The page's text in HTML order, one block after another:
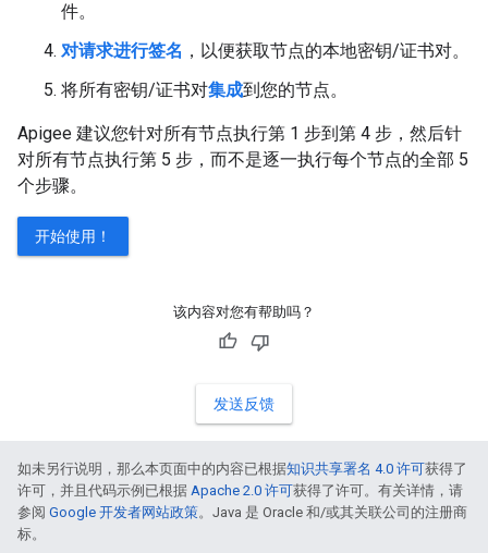
件。
对请求进行签名 ，以便获取节点的本地密钥/证书对。
将所有密钥/证书对集成到您的节点。
Apigee 建议您针对所有节点执行第 1 步到第 4 步，然后针
对所有节点执行第 5 步，而不是逐一执行每个节点的全部 5
个步骤。
开始使用！
该内容对您有帮助吗？
发送反馈
如未另行说明，那么本页面中的内容已根据知识共享署名 4.0 许可获得了
许可，并且代码示例已根据 Apache 2.0 许可获得了许可。有关详情，请
参阅 Google 开发者网站政策。Java 是 Oracle 和/或其关联公司的注册商
标。